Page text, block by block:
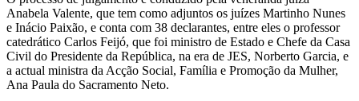
Anabela Valente, que tem como adjuntos os juízes Martinho Nunes
e Inácio Paixão, e conta com 38 declarantes, entre eles o professor
catedrático Carlos Feijó, que foi ministro de Estado e Chefe da Casa
Civil do Presidente da República, na era de JES, Norberto Garcia, e
a actual ministra da Acção Social, Família e Promoção da Mulher,
Ana Paula do Sacramento Neto.